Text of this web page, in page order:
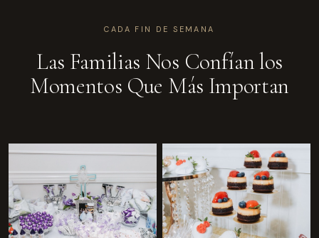
CADA FIN DE SEMANA
Las Familias Nos Confían los
Momentos Que Más Importan